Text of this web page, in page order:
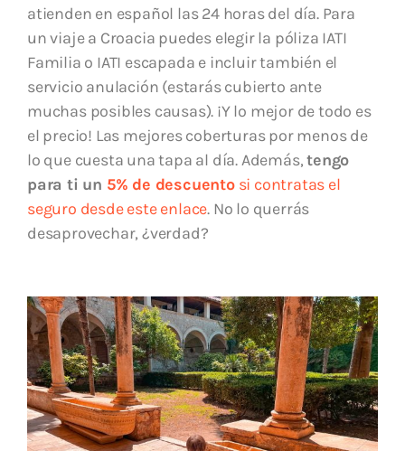
atienden en español las 24 horas del día. Para
un viaje a Croacia puedes elegir la póliza IATI
Familia o IATI escapada e incluir también el
servicio anulación (estarás cubierto ante
muchas posibles causas). ¡Y lo mejor de todo es
el precio! Las mejores coberturas por menos de
lo que cuesta una tapa al día. Además,tengo
para ti un 5% de descuentosi contratas el
seguro desde este enlace. No lo querrás
desaprovechar, ¿verdad?